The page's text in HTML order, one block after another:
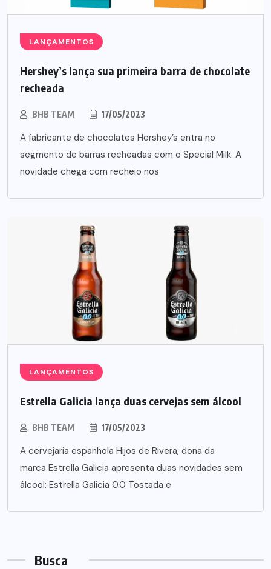
LANÇAMENTOS
Hershey’s lança sua primeira barra de chocolate
recheada
BHB TEAM 17/05/2023
A fabricante de chocolates Hershey’s entra no
segmento de barras recheadas com o Special Milk. A
novidade chega com recheio nos
LANÇAMENTOS
Estrella Galicia lança duas cervejas sem álcool
BHB TEAM 17/05/2023
A cervejaria espanhola Hijos de Rivera, dona da
marca Estrella Galicia apresenta duas novidades sem
álcool: Estrella Galicia 0.0 Tostada e
Busca